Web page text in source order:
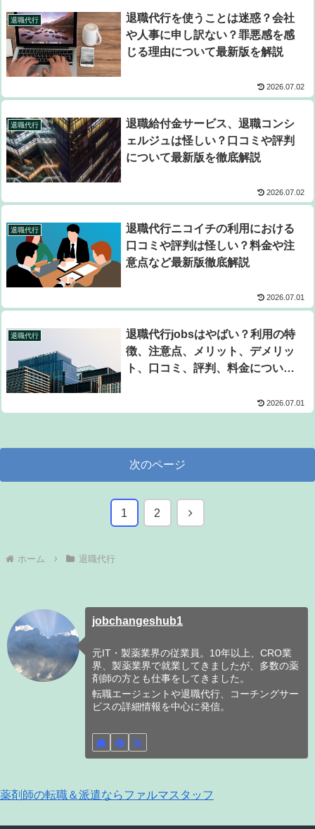
退職代行
退職代行を使うことは迷惑？会社
や人事に申し訳ない？罪悪感を感
じる理由について最新版を解説
2026.07.02
退職代行
退職給付金サービス、退職コンシ
ェルジュは怪しい？口コミや評判
について最新版を徹底解説
2026.07.02
退職代行
退職代行ニコイチの利用における
口コミや評判は怪しい？料金や注
意点など最新版徹底解説
2026.07.01
退職代行
退職代行jobsはやばい？利用の特
徴、注意点、メリット、デメリッ
ト、口コミ、評判、料金について
2026.07.01
次のページ
1 2 次
ホーム 退職代行
jobchangeshub1
元IT・製薬業界の従業員。10年以上、CRO業
界、製薬業界で就業してきましたが、多数の薬
剤師の方とも仕事をしてきました。
転職エージェントや退職代行、コーチングサー
ビスの詳細情報を中心に発信。
薬剤師の転職＆派遣ならファルマスタッフ